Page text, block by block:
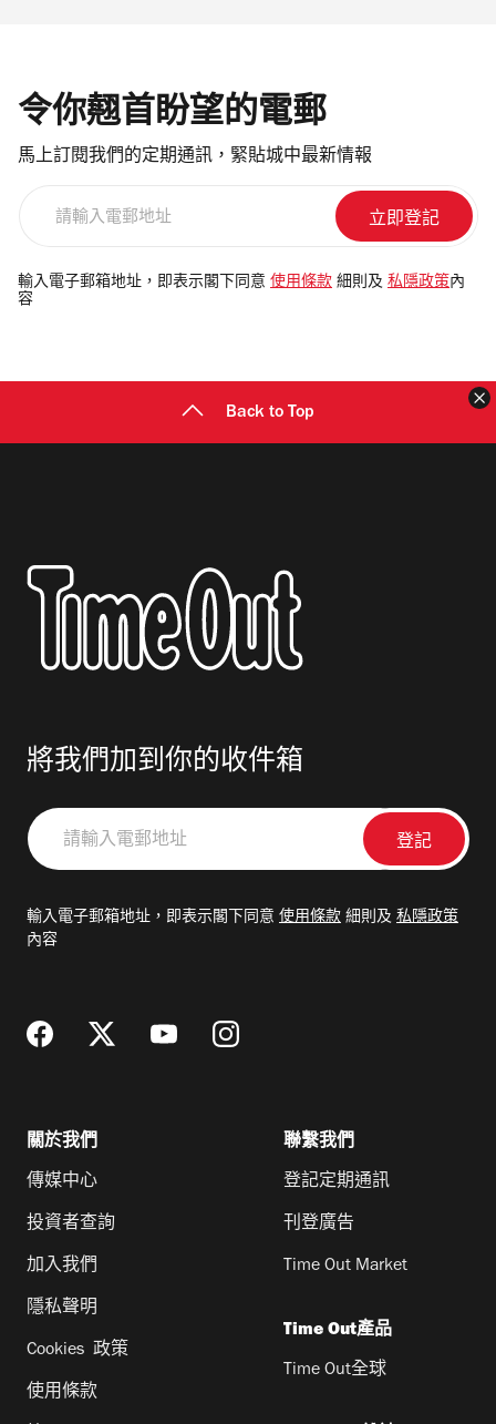
令你翹首盼望的電郵
馬上訂閱我們的定期通訊，緊貼城中最新情報
電
郵
輸入電子郵箱地址，即表示閣下同意 使用條款 細則及 私隱政策 內
容
Back to Top
將我們加到你的收件箱
請
輸
郵
輸入電子郵箱地址，即表示閣下同意 使用條款 細則及 私隱政策
內容
關於我們
傳媒中心
投資者查詢
加入我們
隱私聲明
Cookies 政策
使用條款
聯繫我們
登記定期通訊
刊登廣告
Time Out Market
Time Out產品
Time Out全球